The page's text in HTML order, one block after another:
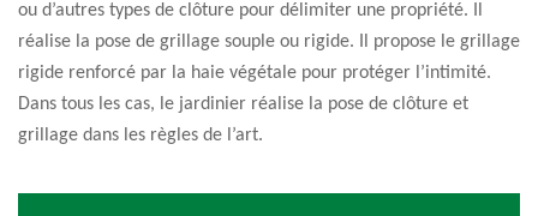
ou d’autres types de clôture pour délimiter une propriété. Il
réalise la pose de grillage souple ou rigide. Il propose le grillage
rigide renforcé par la haie végétale pour protéger l’intimité.
Dans tous les cas, le jardinier réalise la pose de clôture et
grillage dans les règles de l’art.